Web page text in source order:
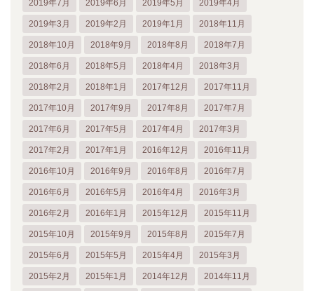
2019年7月 2019年6月 2019年5月 2019年4月
2019年3月 2019年2月 2019年1月 2018年11月
2018年10月 2018年9月 2018年8月 2018年7月
2018年6月 2018年5月 2018年4月 2018年3月
2018年2月 2018年1月 2017年12月 2017年11月
2017年10月 2017年9月 2017年8月 2017年7月
2017年6月 2017年5月 2017年4月 2017年3月
2017年2月 2017年1月 2016年12月 2016年11月
2016年10月 2016年9月 2016年8月 2016年7月
2016年6月 2016年5月 2016年4月 2016年3月
2016年2月 2016年1月 2015年12月 2015年11月
2015年10月 2015年9月 2015年8月 2015年7月
2015年6月 2015年5月 2015年4月 2015年3月
2015年2月 2015年1月 2014年12月 2014年11月